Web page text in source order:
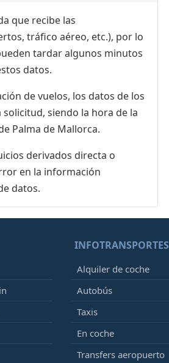
que recibe las
tráfico aéreo, etc.), por lo
tardar algunos minutos
datos.
de vuelos, los datos de los
siendo la hora de la
Palma de Mallorca.
derivados directa o
en la información
datos.
INFOTRANSPORTES
Alquiler de coche
Autobús
Taxis
En coche
Transfers aeropuerto